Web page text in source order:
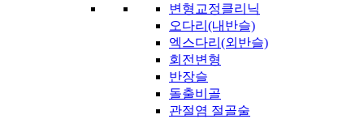
변형교정클리닉
오다리(내반슬)
엑스다리(외반슬)
회전변형
반장슬
돌출비골
관절염 절골술